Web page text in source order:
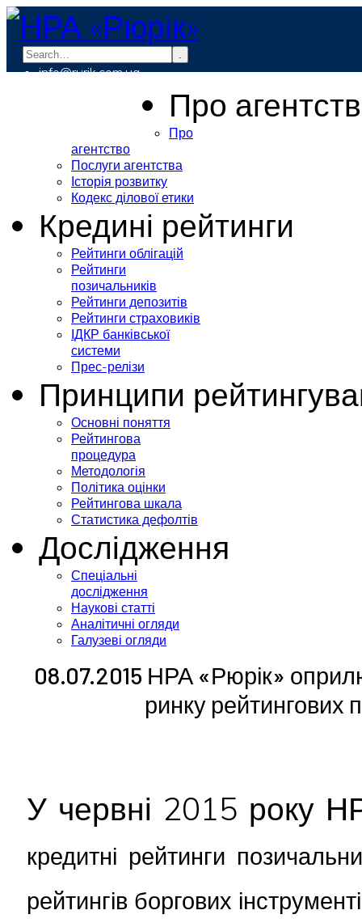
.
info@rurik.com.ua
Про
Про
агентство
Послуги агентства
Історія розвитку
Кодекс ділової етики
Кредині рейтинги
Рейтинги облігацій
Рейтинги
позичальників
Рейтинги депозитів
Рейтинги страховиків
ІДКР банківської
системи
Прес-релізи
Принципи
Основні поняття
Рейтингова
процедура
Методологія
Політика оцінки
Рейтингова шкала
Статистика дефолтів
Дослідження
Спеціальні
дослідження
Наукові статті
Аналітичні огляди
Галузеві огляди
08.07.2015 НРА «Рюрік»
ринку рейтингових
У червні 2015 року
кредитні рейтинги
рейтингів боргових